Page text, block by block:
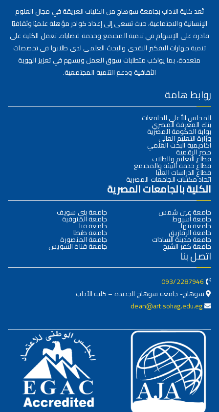
تُعد كلية الآداب بجامعة سوهاج من الكليات العريقة في مجال العلوم
الإنسانية والاجتماعية، حيث تسعى إلى إعداد كوادر مؤهلة علميًا وثقافيًا
قادرة على الإسهام في تنمية المجتمع وخدمة قضاياه. تعمل الكلية على
تنمية مهارات التفكير النقدي والبحث العلمي لدى طلابها في تخصصات
متعددة، بما يواكب متطلبات سوق العمل ويسهم في تعزيز الهوية
الثقافية ودعم التنمية المجتمعية.
روابط هامة
المجلس الأعلى للجامعات
بنك المعرفة المصري
بوابة الحكومة المصرية
وزارة التعليم العالي
أكاديمية البحث العلمي
مصر الرقمية
قطاع التعليم والطلاب
قطاع خدمة البيئة والمجتمع
قطاع الدراسات العليا
اتحاد مكتبات الجامعات المصرية
الكلية بالجامعات المصرية
جامعة عين شمس
جامعة أسيوط
جامعة بنها
جامعة الزقازيق
جامعة مدينة السادات
جامعة كفر الشيخ
جامعة بني سويف
جامعة المنوفية
جامعة قنا
جامعة طنطا
جامعة المنصورة
جامعة قناة السويس
اتصل بنا
093/2287946
سوهاج- جامعة سوهاج الجديدة – كلية الآداب